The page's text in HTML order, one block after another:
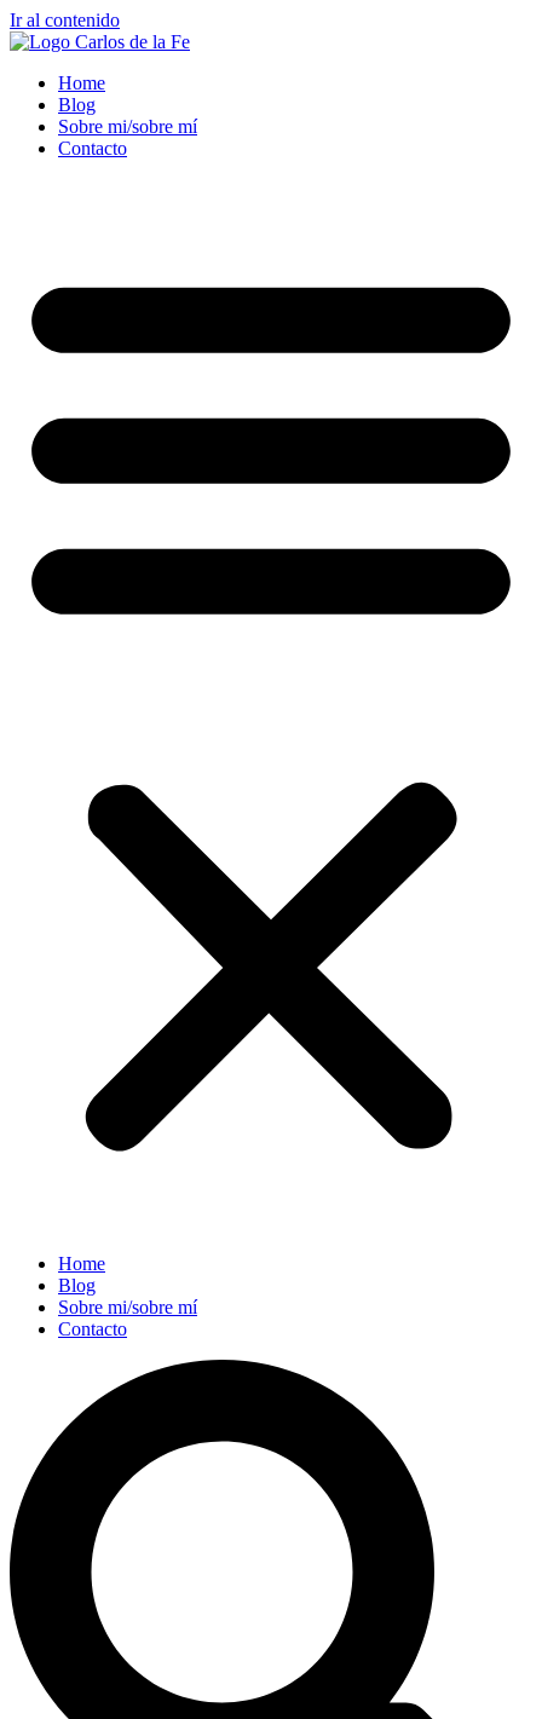
Ir al contenido
Home
Blog
Sobre mi/sobre mí
Contacto
Home
Blog
Sobre mi/sobre mí
Contacto